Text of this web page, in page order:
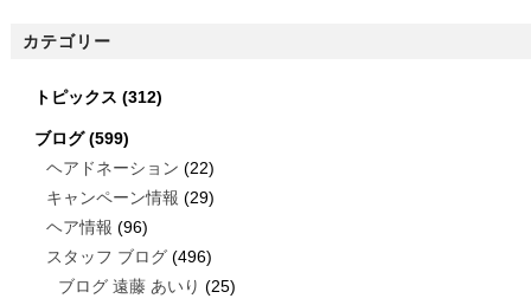
カテゴリー
トピックス (312)
ブログ(599)
ヘアドネーション (22)
キャンペーン情報 (29)
ヘア情報 (96)
スタッフ ブログ(496)
ブログ 遠藤 あいり (25)